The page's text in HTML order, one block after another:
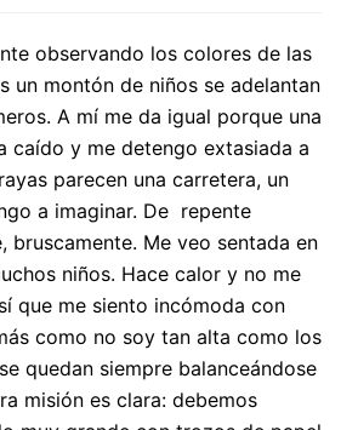
observando los colores de las
un montón de niños se adelantan
A mí me da igual porque una
caído y me detengo extasiada a
parecen una carretera, un
a imaginar. De repente
bruscamente. Me veo sentada en
niños. Hace calor y no me
que me siento incómoda con
como no soy tan alta como los
quedan siempre balanceándose
misión es clara: debemos